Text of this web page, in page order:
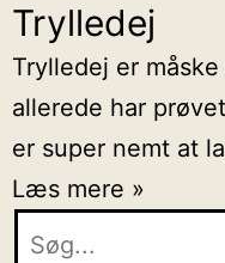
Trylledej
Trylledej er
allerede har
er super nemt at
Læs mere »